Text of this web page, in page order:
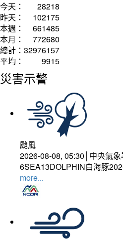
今天：
28218
昨天：
102175
本週：
661485
本月：
772680
總計： 32976157
平均：
9915
災害示警
颱風
2026-08-08, 05:30│中央氣象
6SEA13DOLPHIN白海豚
more...